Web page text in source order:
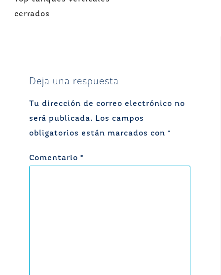
de
cerrados
Deja una respuesta
Tu dirección de correo electrónico no
será publicada.
Los campos
obligatorios están marcados con *
Comentario *